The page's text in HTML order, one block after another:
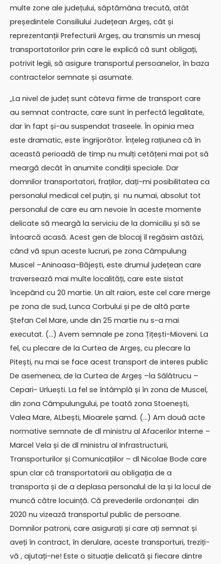
multe zone ale județului, săptămâna trecută, atât
președintele Consiliului Județean Argeș, cât și
reprezentanții Prefecturii Argeș, au transmis un mesaj
transportatorilor prin care le explică că sunt obligați,
potrivit legii, să asigure transportul persoanelor, în baza
contractelor semnate și asumate.
„La nivel de județ sunt câteva firme de transport care
au semnat contracte, care sunt în perfectă legalitate,
dar în fapt și-au suspendat traseele. În opinia mea
este dramatic, este îngrijorător. Înțeleg rațiunea că în
această perioadă de timp nu mulți cetățeni mai pot să
meargă decât în anumite condiții speciale. Dar
domnilor transportatori, fraților, dați-mi posibilitatea ca
personalul medical cel puțin, și nu numai, absolut tot
personalul de care eu am nevoie în aceste momente
delicate să meargă la serviciu de la domiciliu și să se
întoarcă acasă. Acest gen de blocaj îl regăsim astăzi,
când vă spun aceste lucruri, pe zona Câmpulung
Muscel –Aninoasa-Băjești, este drumul județean care
traversează mai multe localități, care este sistat
începând cu 20 martie. Un alt raion, este cel care merge
pe zona de sud, Lunca Corbului și pe de altă parte
Ștefan Cel Mare, unde din 25 martie nu s-a mai
executat. (…) Avem semnale pe zona Țițești-Mioveni. La
fel, cu plecare de la Curtea de Argeș, cu plecare la
Pitești, nu mai se face acest transport de interes public
De asemenea, de la Curtea de Argeș –la Sălătrucu –
Cepari- Urluești. La fel se întâmplă și în zona de Muscel,
din zona Câmpulungului, pe toată zona Stoenești,
Valea Mare, ALbești, Mioarele șamd. (…) Am două acte
normative semnate de dl ministru al Afacerilor Interne –
Marcel Vela și de dl ministru al Infrastructurii,
Transporturilor și Comunicațiilor – dl Nicolae Bode care
spun clar că transportatorii au obligația de a
transporta și de a deplasa personalul de la și la locul de
muncă către locuință. Că prevederile ordonanței din
2020 nu vizează transportul public de persoane.
Domnilor patroni, care asigurați și care ați semnat și
aveți în contract, în derulare, aceste transporturi, treziți-
vă , ajutați-ne! Este o situație delicată și fiecare dintre